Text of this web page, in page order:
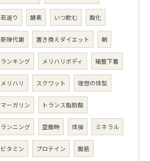
若返り 酵素 いつ飲む 酸化
新陳代謝 置き換えダイエット 朝
ランキング メリハリボディ 補整下着
メリハリ スクワット 理想の体型
マーガリン トランス脂肪酸
ランニング 空腹時 体操 ミネラル
ビタミン プロテイン 腹筋